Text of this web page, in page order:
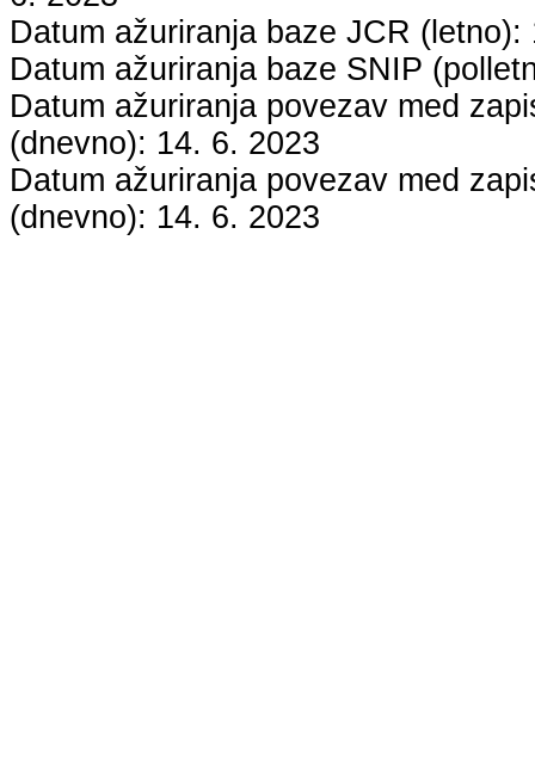
Datum ažuriranja baze JCR (letno):
Datum ažuriranja baze SNIP
Datum ažuriranja povezav med
(dnevno): 14. 6. 2023
Datum ažuriranja povezav med
(dnevno): 14. 6. 2023